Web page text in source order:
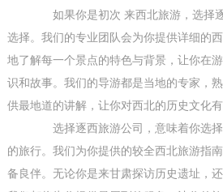
如果你是初次 来西北旅游，选择
选择。我们的专业团队会为你提供详细的
地了解每一个景点的特色与背景，让你在
识和故事。我们的导游都是当地的专家，
供最地道的讲解，让你对西北的历史文化有
选择逐西旅游公司，意味着你选择
的旅行。我们为你提供的较全西北旅游指
备良伴。无论你是来甘肃探访历史遗址，